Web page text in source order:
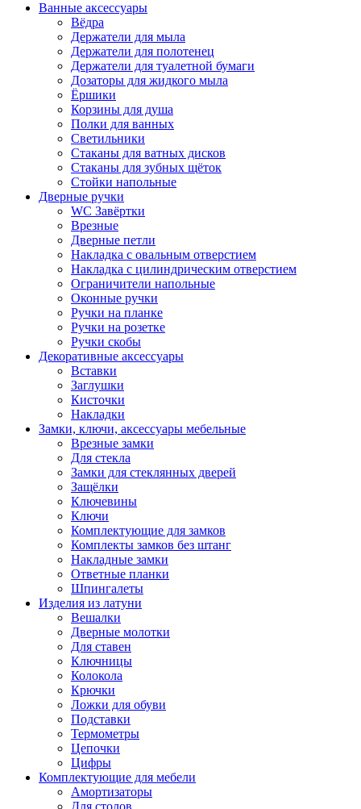
Ванные аксессуары
Вёдра
Держатели для мыла
Держатели для полотенец
Держатели для туалетной бумаги
Дозаторы для жидкого мыла
Ёршики
Корзины для душа
Полки для ванных
Светильники
Стаканы для ватных дисков
Стаканы для зубных щёток
Стойки напольные
Дверные ручки
WC Завёртки
Врезные
Дверные петли
Накладка с овальным отверстием
Накладка с цилиндрическим отверстием
Ограничители напольные
Оконные ручки
Ручки на планке
Ручки на розетке
Ручки скобы
Декоративные аксессуары
Вставки
Заглушки
Кисточки
Накладки
Замки, ключи, аксессуары мебельные
Врезные замки
Для стекла
Замки для стеклянных дверей
Защёлки
Ключевины
Ключи
Комплектующие для замков
Комплекты замков без штанг
Накладные замки
Ответные планки
Шпингалеты
Изделия из латуни
Вешалки
Дверные молотки
Для ставен
Ключницы
Колокола
Крючки
Ложки для обуви
Подставки
Термометры
Цепочки
Цифры
Комплектующие для мебели
Амортизаторы